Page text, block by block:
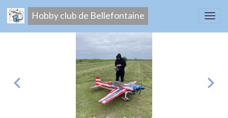
Hobby club de Bellefontaine